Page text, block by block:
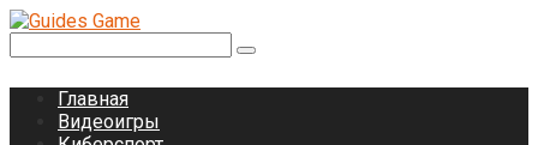
Перейти
контенту
Главная
Видеоигры